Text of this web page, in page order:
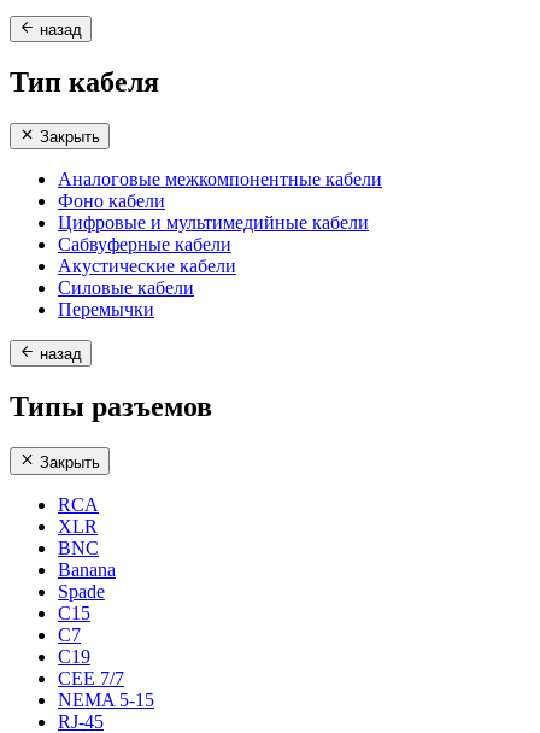
назад
Тип кабеля
Закрыть
Аналоговые межкомпонентные кабели
Фоно кабели
Цифровые и мультимедийные кабели
Сабвуферные кабели
Акустические кабели
Силовые кабели
Перемычки
назад
Типы разъемов
Закрыть
RCA
XLR
BNC
Banana
Spade
C15
С7
C19
CEE 7/7
NEMA 5-15
RJ-45